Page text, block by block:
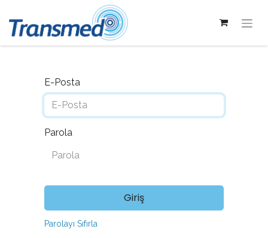
E-Posta
Parola
Giriş
Parolayı Sıfırla